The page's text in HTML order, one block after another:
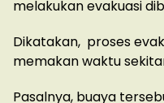
melakukan evakuasi
Dikatakan, proses
memakan waktu
Pasalnya, buaya